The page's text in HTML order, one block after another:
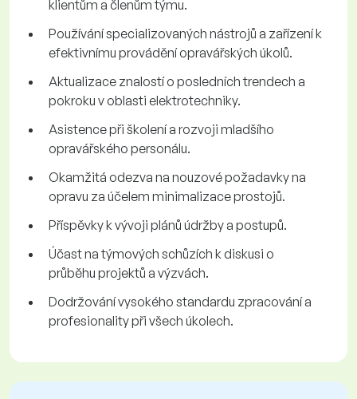
klientům a členům týmu.
Používání specializovaných nástrojů a zařízení k
efektivnímu provádění opravářských úkolů.
Aktualizace znalostí o posledních trendech a
pokroku v oblasti elektrotechniky.
Asistence při školení a rozvoji mladšího
opravářského personálu.
Okamžitá odezva na nouzové požadavky na
opravu za účelem minimalizace prostojů.
Příspěvky k vývoji plánů údržby a postupů.
Účast na týmových schůzích k diskusi o
průběhu projektů a výzvách.
Dodržování vysokého standardu zpracování a
profesionality při všech úkolech.